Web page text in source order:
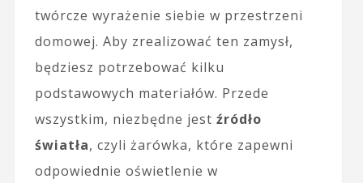
twórcze wyrażenie siebie w przestrzeni
domowej. Aby zrealizować ten zamysł,
będziesz potrzebować kilku
podstawowych materiałów. Przede
wszystkim, niezbędne jest źródło
światła, czyli żarówka, które zapewni
odpowiednie oświetlenie w